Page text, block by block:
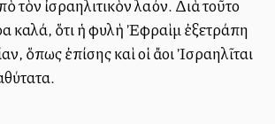
τὸν ἰσραηλιτικὸν λαόν. Διὰ τοῦτο
καλά, ὅτι ἡ φυλὴ Ἐφραὶμ ἐξετράπη
ὅπως ἐπίσης καὶ οἱ ἄλλοι Ἰσραηλῖται